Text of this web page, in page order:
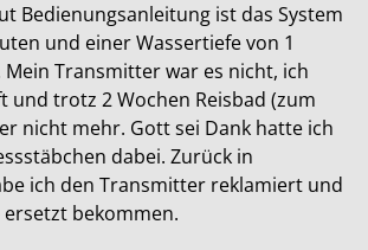
Bedienungsanleitung ist das System
und einer Wassertiefe von 1
Mein Transmitter war es nicht, ich
und trotz 2 Wochen Reisbad (zum
nicht mehr. Gott sei Dank hatte ich
dabei. Zurück in
ich den Transmitter reklamiert und
bekommen.